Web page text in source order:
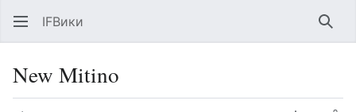
IFВики
New Mitino